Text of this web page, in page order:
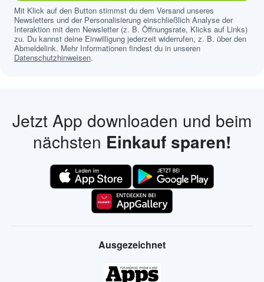
Mit Klick auf den Button stimmst du dem Versand unseres
Newsletters und der Personalisierung einschließlich Analyse der
Interaktion mit dem Newsletter (z. B. Öffnungsrate, Klicks auf Links)
zu. Du kannst deine Einwilligung jederzeit widerrufen, z. B. über den
Abmeldelink. Mehr Informationen findest du in unseren
Datenschutzhinweisen.
Jetzt App downloaden und beim
nächsten Einkauf sparen!
Ausgezeichnet